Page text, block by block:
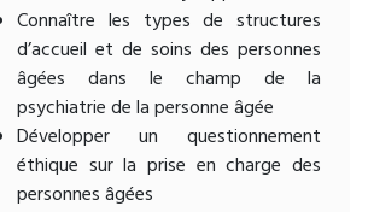
Connaître les types de structures
d’accueil et de soins des personnes
âgées dans le champ de la
psychiatrie de la personne âgée
Développer un questionnement
éthique sur la prise en charge des
personnes âgées